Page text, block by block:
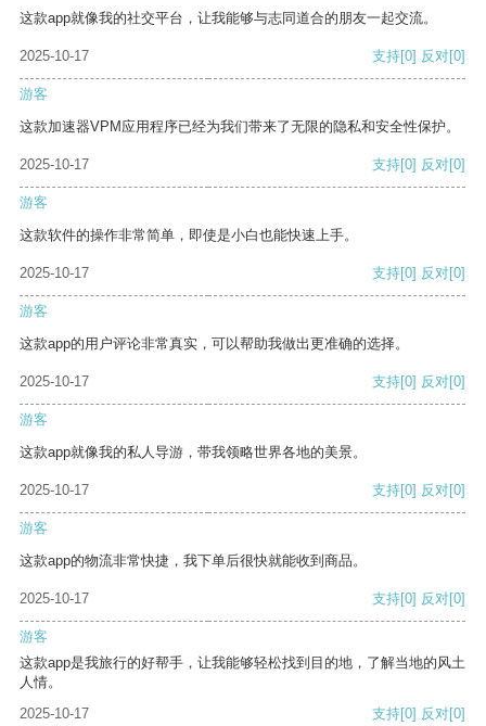
这款app就像我的社交平台，让我能够与志同道合的朋友一起交流。
2025-10-17 支持[0] 反对[0]
游客
这款加速器VPM应用程序已经为我们带来了无限的隐私和安全性保护。
2025-10-17 支持[0] 反对[0]
游客
这款软件的操作非常简单，即使是小白也能快速上手。
2025-10-17 支持[0] 反对[0]
游客
这款app的用户评论非常真实，可以帮助我做出更准确的选择。
2025-10-17 支持[0] 反对[0]
游客
这款app就像我的私人导游，带我领略世界各地的美景。
2025-10-17 支持[0] 反对[0]
游客
这款app的物流非常快捷，我下单后很快就能收到商品。
2025-10-17 支持[0] 反对[0]
游客
这款app是我旅行的好帮手，让我能够轻松找到目的地，了解当地的风土
人情。
2025-10-17
支持[0] 反对[0]